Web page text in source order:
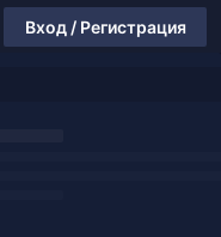
Вход / Регистрация